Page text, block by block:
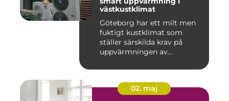
västkustklimat
Göteborg har ett milt men
fuktigt kustklimat som
ställer särskilda krav på
uppvärmningen av
02. maj